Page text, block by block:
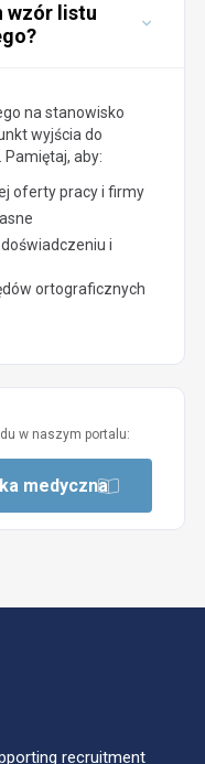
wzór listu
na stanowisko
wyjścia do
aby:
oferty pracy i firmy
i
ortograficznych
w naszym portalu:
medyczna
recruitment